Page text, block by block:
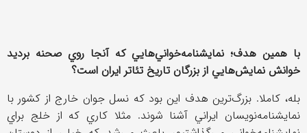
با همين هدف؛ نمايشنامه‌خواني‌هايي كه آنجا روي صحنه برديد
خوانش نمايش‌هايي از بزرگان تاريخ تئاتر ايران است؟
بله، كاملا. بزرگ‌ترين هدف اين بود كه نسل جوان خارج از كشور با
نمايشنامه‌نويسان ايراني آشنا شوند. مثلا كاري كه از خلج براي